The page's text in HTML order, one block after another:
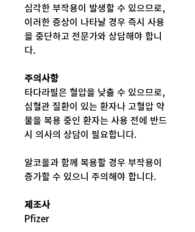
심각한 부작용이 발생할 수 있으므로,
이러한 증상이 나타날 경우 즉시 사용
을 중단하고 전문가와 상담해야 합니
다.
주의사항
타다라필은 혈압을 낮출 수 있으므로,
심혈관 질환이 있는 환자나 고혈압 약
물을 복용 중인 환자는 사용 전에 반드
시 의사의 상담이 필요합니다.
알코올과 함께 복용할 경우 부작용이
증가할 수 있으니 주의해야 합니다.
제조사
Pfizer